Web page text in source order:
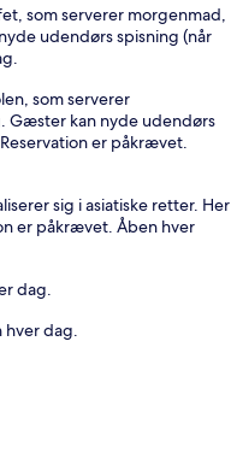
som serverer morgenmad,
udendørs spisning (når
som serverer
Gæster kan nyde udendørs
er påkrævet.
sig i asiatiske retter. Her
er påkrævet. Åben hver
dag.
hver dag.